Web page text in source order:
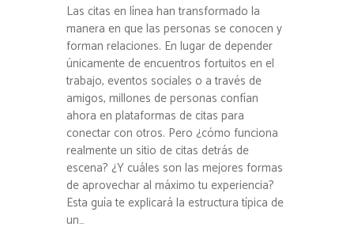
Las citas en línea han transformado la
manera en que las personas se conocen y
forman relaciones. En lugar de depender
únicamente de encuentros fortuitos en el
trabajo, eventos sociales o a través de
amigos, millones de personas confían
ahora en plataformas de citas para
conectar con otros. Pero ¿cómo funciona
realmente un sitio de citas detrás de
escena? ¿Y cuáles son las mejores formas
de aprovechar al máximo tu experiencia?
Esta guía te explicará la estructura típica de
un…